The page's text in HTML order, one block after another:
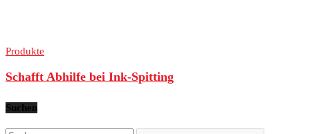
Produkte
Schafft Abhilfe bei Ink-Spitting
Suchen